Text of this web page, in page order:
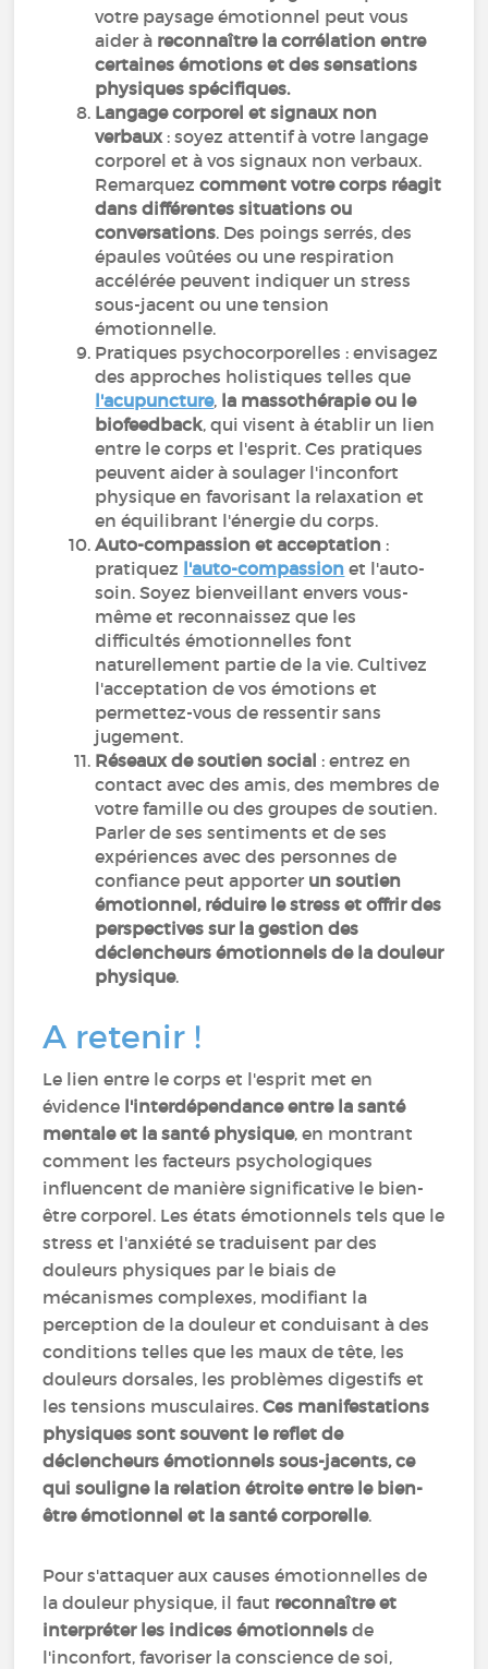
votre paysage émotionnel peut vous
aider à reconnaître la corrélation entre
certaines émotions et des sensations
physiques spécifiques.
Langage corporel et signaux non
verbaux : soyez attentif à votre langage
corporel et à vos signaux non verbaux.
Remarquezcomment votre corps réagit
dans différentes situations ou
conversations. Des poings serrés, des
épaules voûtées ou une respiration
accélérée peuvent indiquer un stress
sous-jacent ou une tension
émotionnelle.
Pratiques psychocorporelles : envisagez
des approches holistiques telles que
l'acupuncture, la massothérapie ou le
biofeedback, qui visent à établir un lien
entre le corps et l'esprit. Ces pratiques
peuvent aider à soulager l'inconfort
physique en favorisant la relaxation et
en équilibrant l'énergie du corps.
Auto-compassion et acceptation :
pratiquez l'auto-compassion et l'auto-
soin. Soyez bienveillant envers vous-
même et reconnaissez que les
difficultés émotionnelles font
naturellement partie de la vie. Cultivez
l'acceptation de vos émotions et
permettez-vous de ressentir sans
jugement.
Réseaux de soutien social : entrez en
contact avec des amis, des membres de
votre famille ou des groupes de soutien.
Parler de ses sentiments et de ses
expériences avec des personnes de
confiance peut apporter un soutien
émotionnel, réduire le stress et offrir des
perspectives sur la gestion des
déclencheurs émotionnels de la douleur
physique.
A retenir !
Le lien entre le corps et l'esprit met en
évidence l'interdépendance entre la santé
mentale et la santé physique, en montrant
comment les facteurs psychologiques
influencent de manière significative le bien-
être corporel. Les états émotionnels tels que le
stress et l'anxiété se traduisent par des
douleurs physiques par le biais de
mécanismes complexes, modifiant la
perception de la douleur et conduisant à des
conditions telles que les maux de tête, les
douleurs dorsales, les problèmes digestifs et
les tensions musculaires.Ces manifestations
physiques sont souvent le reflet de
déclencheurs émotionnels sous-jacents, ce
qui souligne la relation étroite entre le bien-
être émotionnel et la santé corporelle.
Pour s'attaquer aux causes émotionnelles de
la douleur physique, il faut reconnaître et
interpréter les indices émotionnelsde
l'inconfort, favoriser la conscience de soi,